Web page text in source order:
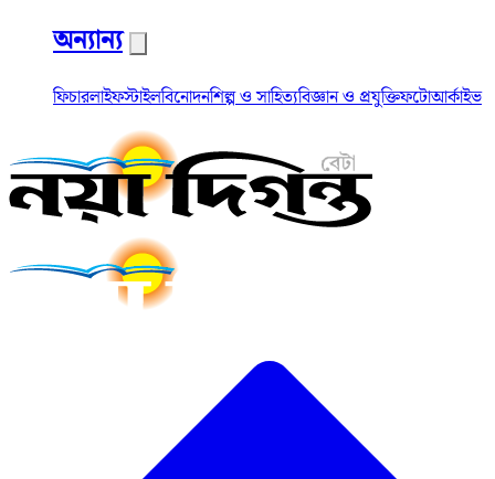
অন্যান্য
ফিচারলাইফস্টাইলবিনোদনশিল্প ও সাহিত্যবিজ্ঞান ও প্রযুক্তিফটোআর্কাইভ